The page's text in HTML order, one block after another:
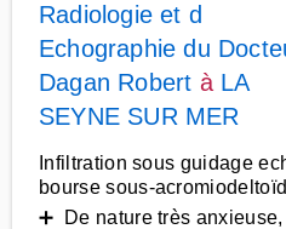
Radiologie et d
Echographie du
Dagan Robert à LA
SEYNE SUR MER
Infiltration sous guidage
bourse sous-
➕ De nature très